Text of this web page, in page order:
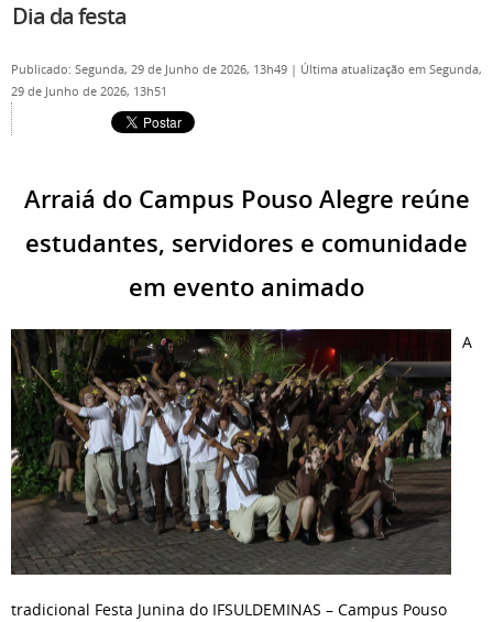
Dia da festa
Publicado: Segunda, 29 de Junho de 2026, 13h49 | Última atualização em Segunda,
29 de Junho de 2026, 13h51
Arraiá do Campus Pouso Alegre reúne
estudantes, servidores e comunidade
em evento animado
A
tradicional Festa Junina do IFSULDEMINAS – Campus Pouso